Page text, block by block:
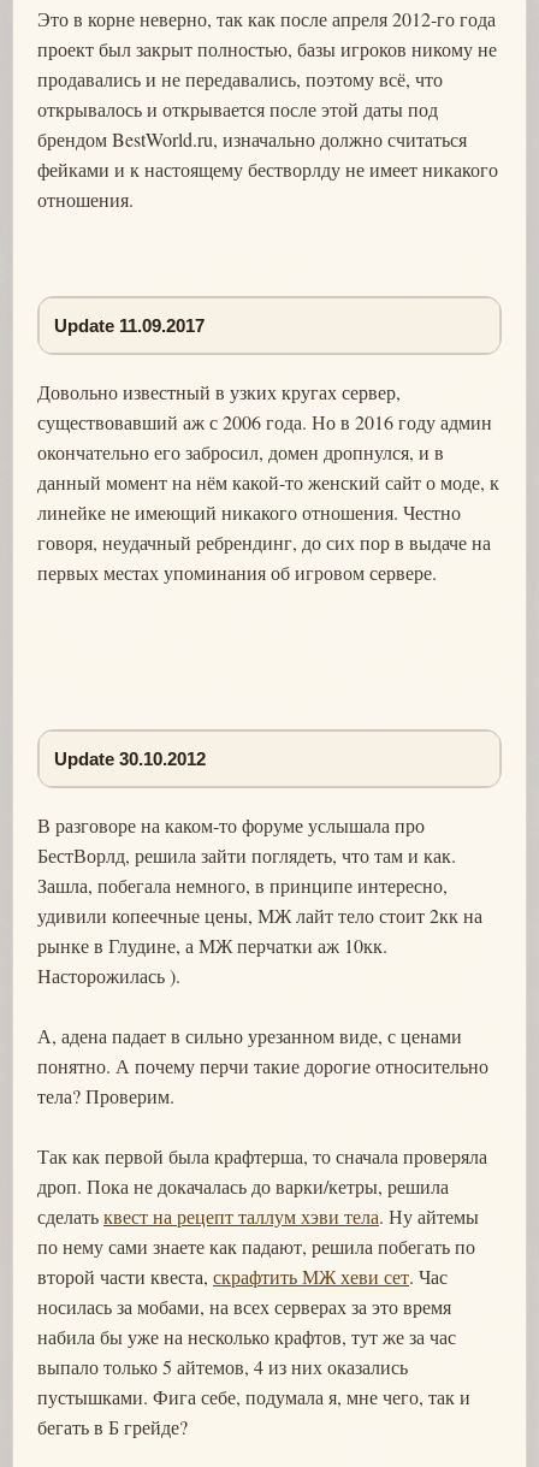
Это в корне неверно, так как после апреля 2012-го года
проект был закрыт полностью, базы игроков никому не
продавались и не передавались, поэтому всё, что
открывалось и открывается после этой даты под
брендом BestWorld.ru, изначально должно считаться
фейками и к настоящему бестворлду не имеет никакого
отношения.
Update 11.09.2017
Довольно известный в узких кругах сервер,
существовавший аж с 2006 года. Но в 2016 году админ
окончательно его забросил, домен дропнулся, и в
данный момент на нём какой-то женский сайт о моде, к
линейке не имеющий никакого отношения. Честно
говоря, неудачный ребрендинг, до сих пор в выдаче на
первых местах упоминания об игровом сервере.
Update 30.10.2012
В разговоре на каком-то форуме услышала про
БестВорлд, решила зайти поглядеть, что там и как.
Зашла, побегала немного, в принципе интересно,
удивили копеечные цены, МЖ лайт тело стоит 2кк на
рынке в Глудине, а МЖ перчатки аж 10кк.
Насторожилась ).
А, адена падает в сильно урезанном виде, с ценами
понятно. А почему перчи такие дорогие относительно
тела? Проверим.
Так как первой была крафтерша, то сначала проверяла
дроп. Пока не докачалась до варки/кетры, решила
сделатьквест на рецепт таллум хэви тела. Ну айтемы
по нему сами знаете как падают, решила побегать по
второй части квеста, скрафтить МЖ хеви сет. Час
носилась за мобами, на всех серверах за это время
набила бы уже на несколько крафтов, тут же за час
выпало только 5 айтемов, 4 из них оказались
пустышками. Фига себе, подумала я, мне чего, так и
бегать в Б грейде?